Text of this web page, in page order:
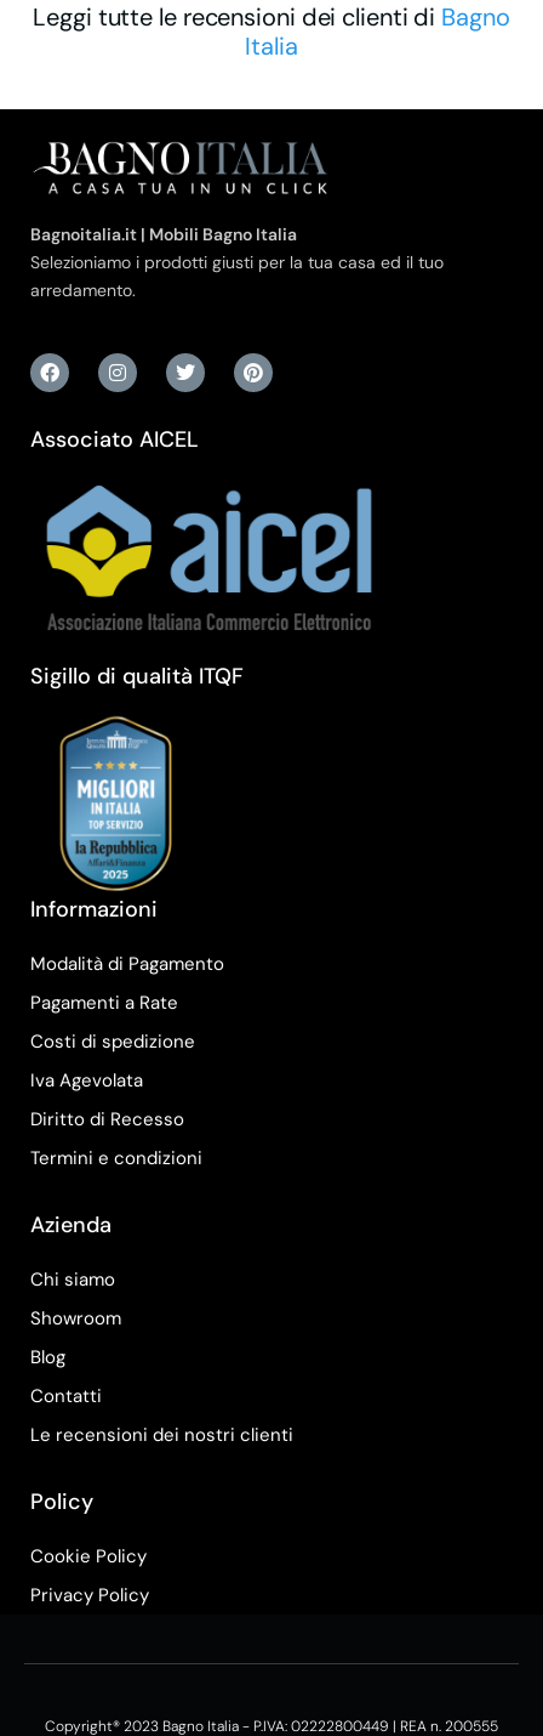
Leggi tutte le recensioni dei clienti di Bagno
Italia
Bagnoitalia.it | Mobili Bagno Italia
Selezioniamo i prodotti giusti per la tua casa ed il tuo
arredamento.
Associato AICEL
Sigillo di qualità ITQF
Informazioni
Modalità di Pagamento
Pagamenti a Rate
Costi di spedizione
Iva Agevolata
Diritto di Recesso
Termini e condizioni
Azienda
Chi siamo
Showroom
Blog
Contatti
Le recensioni dei nostri clienti
Policy
Cookie Policy
Privacy Policy
Copyright® 2023 Bagno Italia - P.IVA: 02222800449 | REA n. 200555